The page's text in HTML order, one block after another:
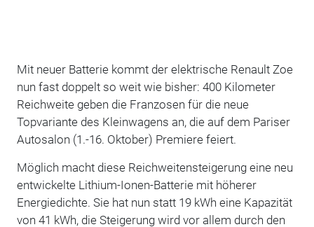
Mit neuer Batterie kommt der elektrische Renault Zoe
nun fast doppelt so weit wie bisher: 400 Kilometer
Reichweite geben die Franzosen für die neue
Topvariante des Kleinwagens an, die auf dem Pariser
Autosalon (1.-16. Oktober) Premiere feiert.
Möglich macht diese Reichweitensteigerung eine neu
entwickelte Lithium-Ionen-Batterie mit höherer
Energiedichte. Sie hat nun statt 19 kWh eine Kapazität
von 41 kWh, die Steigerung wird vor allem durch den